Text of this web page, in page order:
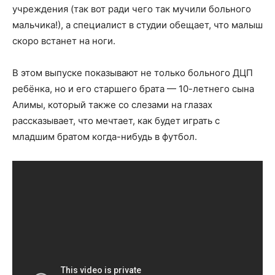
учреждения (так вот ради чего так мучили больного
мальчика!), а специалист в студии обещает, что малыш
скоро встанет на ноги.
В этом выпуске показывают не только больного ДЦП
ребёнка, но и его старшего брата — 10-летнего сына
Алимы, который также со слезами на глазах
рассказывает, что мечтает, как будет играть с
младшим братом когда-нибудь в футбол.